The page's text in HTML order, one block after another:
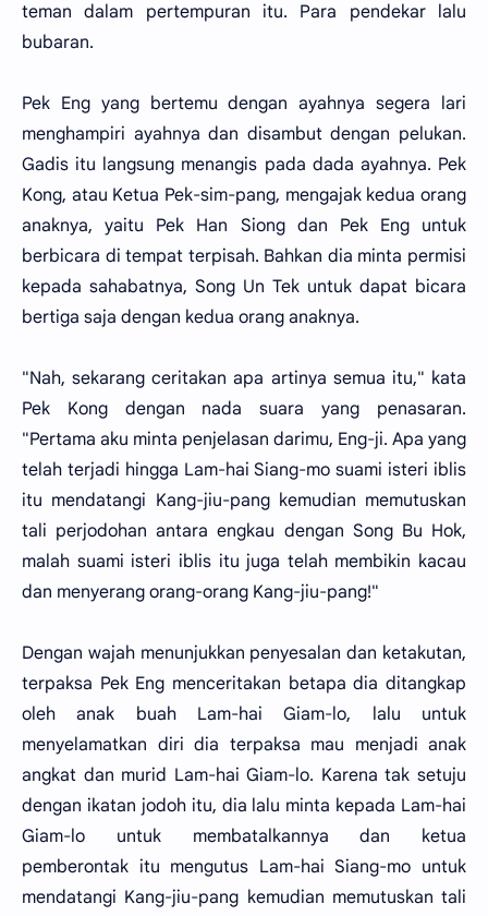
teman dalam pertempuran itu. Para pendekar lalu
bubaran.
Pek Eng yang bertemu dengan ayahnya segera lari
menghampiri ayahnya dan disambut dengan pelukan.
Gadis itu langsung menangis pada dada ayahnya. Pek
Kong, atau Ketua Pek-sim-pang, mengajak kedua orang
anaknya, yaitu Pek Han Siong dan Pek Eng untuk
berbicara di tempat terpisah. Bahkan dia minta permisi
kepada sahabatnya, Song Un Tek untuk dapat bicara
bertiga saja dengan kedua orang anaknya.
"Nah, sekarang ceritakan apa artinya semua itu," kata
Pek Kong dengan nada suara yang penasaran.
"Pertama aku minta penjelasan darimu, Eng-ji. Apa yang
telah terjadi hingga Lam-hai Siang-mo suami isteri iblis
itu mendatangi Kang-jiu-pang kemudian memutuskan
tali perjodohan antara engkau dengan Song Bu Hok,
malah suami isteri iblis itu juga telah membikin kacau
dan menyerang orang-orang Kang-jiu-pang!"
Dengan wajah menunjukkan penyesalan dan ketakutan,
terpaksa Pek Eng menceritakan betapa dia ditangkap
oleh anak buah Lam-hai Giam-lo, lalu untuk
menyelamatkan diri dia terpaksa mau menjadi anak
angkat dan murid Lam-hai Giam-lo. Karena tak setuju
dengan ikatan jodoh itu, dia lalu minta kepada Lam-hai
Giam-lo untuk membatalkannya dan ketua
pemberontak itu mengutus Lam-hai Siang-mo untuk
mendatangi Kang-jiu-pang kemudian memutuskan tali